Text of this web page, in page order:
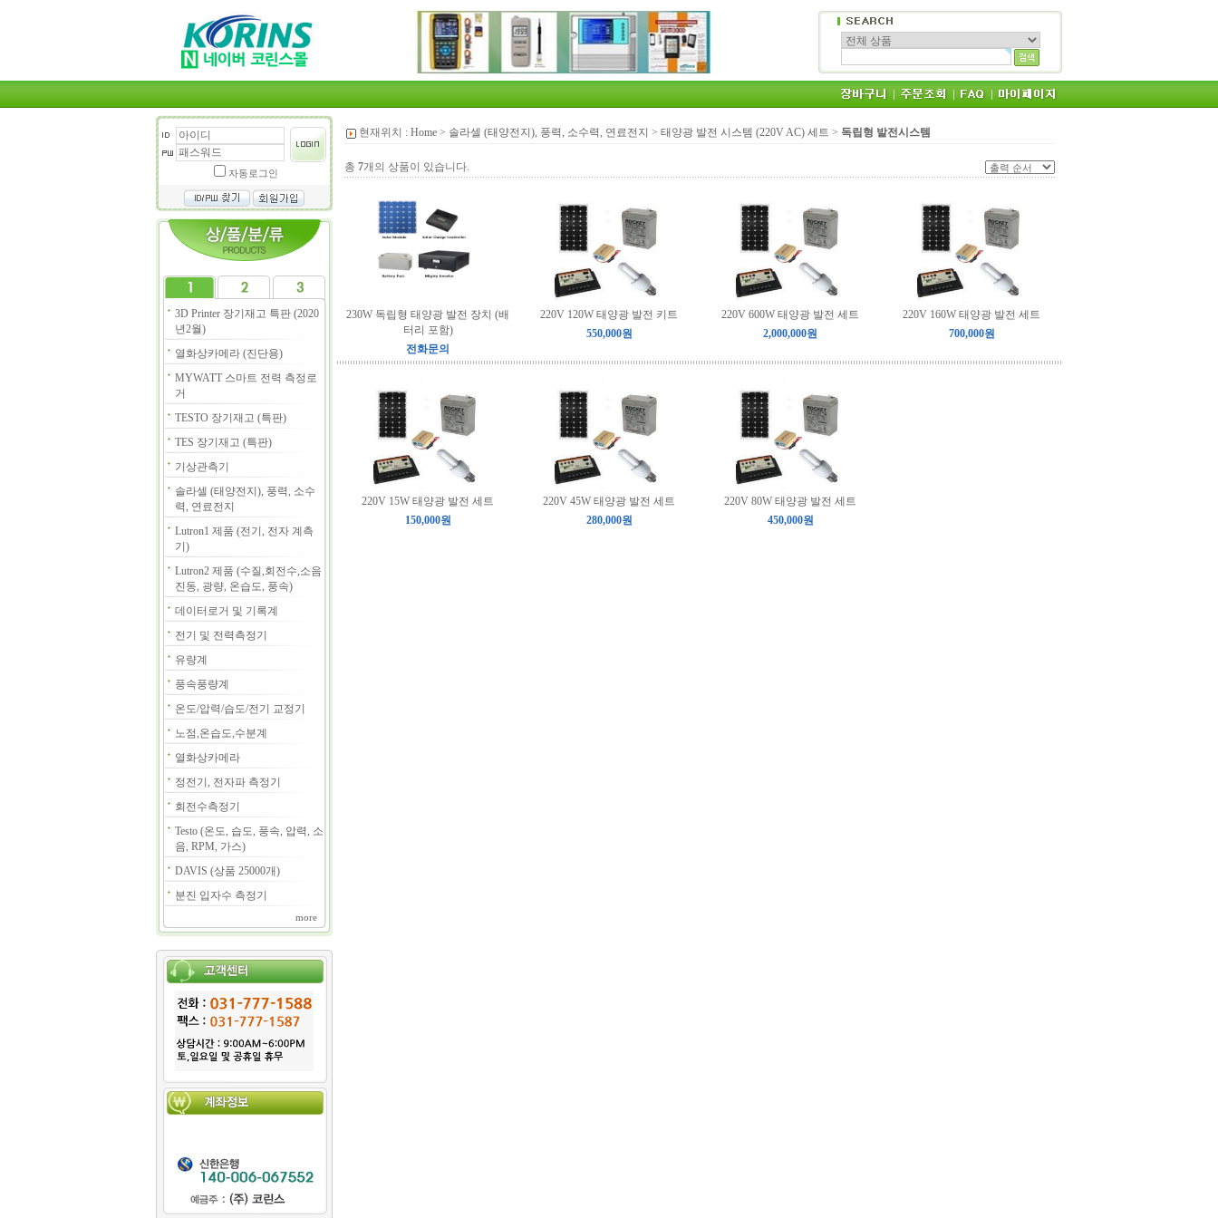
자동로그인
3D Printer 장기재고 특판 (2020
년2월)
열화상카메라 (진단용)
MYWATT 스마트 전력 측정로
거
TESTO 장기재고 (특판)
TES 장기재고 (특판)
기상관측기
솔라셀 (태양전지), 풍력, 소수
력, 연료전지
Lutron1 제품 (전기, 전자 계측
기)
Lutron2 제품 (수질,회전수,소음
진동, 광량, 온습도, 풍속)
데이터로거 및 기록계
전기 및 전력측정기
유량계
풍속풍량계
온도/압력/습도/전기 교정기
노점,온습도,수분계
열화상카메라
정전기, 전자파 측정기
회전수측정기
Testo (온도, 습도, 풍속, 압력, 소
음, RPM, 가스)
DAVIS (상품 25000개)
분진 입자수 측정기
more
현재위치 : Home > 솔라셀 (태양전지), 풍력, 소수력, 연료전지 > 태양광 발전 시스템 (220V AC) 세트 > 독립형 발전시스템
총 7개의 상품이 있습니다.
230W 독립형 태양광 발전 장치 (배
터리 포함)
전화문의
220V 120W 태양광 발전 키트
550,000원
220V 600W 태양광 발전 세트
2,000,000원
220V 160W 태양광 발전 세트
700,000원
220V 15W 태양광 발전 세트
150,000원
220V 45W 태양광 발전 세트
280,000원
220V 80W 태양광 발전 세트
450,000원